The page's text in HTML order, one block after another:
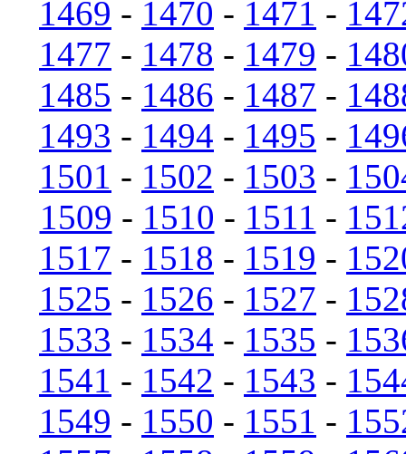
1469 - 1470 - 1471 -
1477 - 1478 - 1479 -
1485 - 1486 - 1487 -
1493 - 1494 - 1495 -
1501 - 1502 - 1503 -
1509 - 1510 - 1511 -
1517 - 1518 - 1519 -
1525 - 1526 - 1527 -
1533 - 1534 - 1535 -
1541 - 1542 - 1543 -
1549 - 1550 - 1551 -